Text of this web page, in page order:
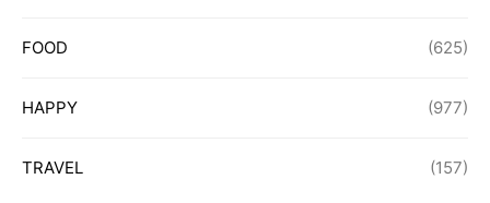
FOOD (625)
HAPPY (977)
TRAVEL (157)